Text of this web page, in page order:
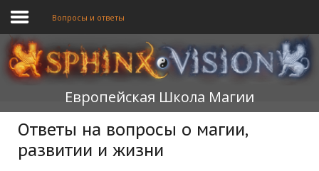
ГЛАВНАЯ
ОБУЧЕНИЕ
ТЕОРИЯ
МЫ
Вопросы и ответы
Европейская Школа Магии
Ответы на вопросы о магии,
развитии и жизни